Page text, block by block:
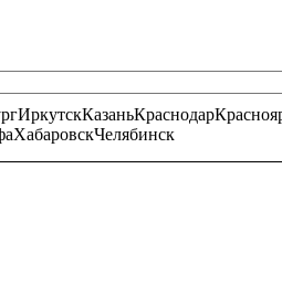
ИркутскКазаньКраснодар
ХабаровскЧелябинск